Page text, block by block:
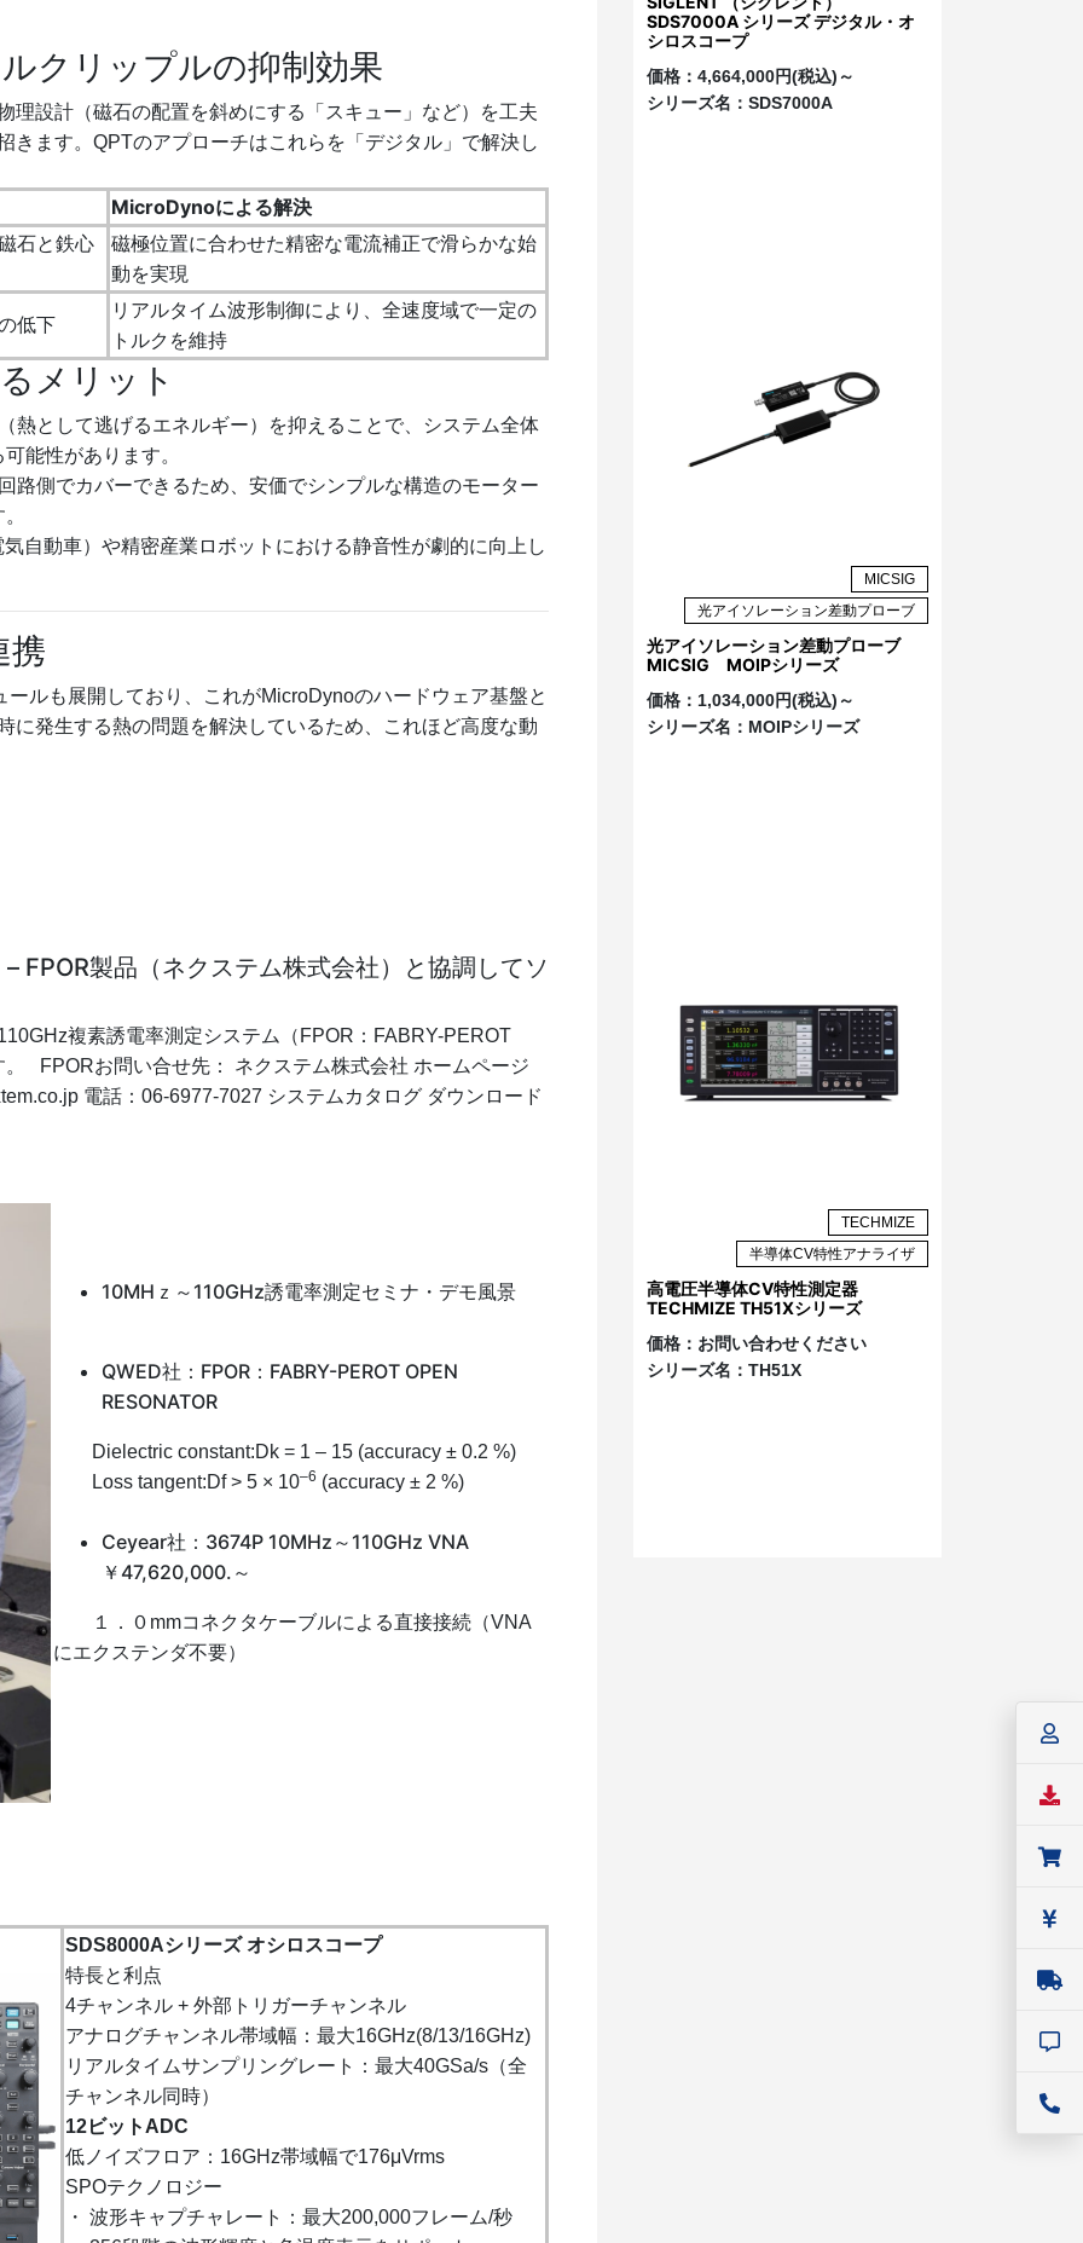
クリップルの抑制効果
理設計（磁石の配置を斜めにする「スキュー」など）を工夫
きます。QPTのアプローチはこれらを「デジタル」で解決し
MicroDynoによる解決
石と鉄心
磁極位置に合わせた精密な電流補正で滑らかな始
動を実現
低下
リアルタイム波形制御により、全速度域で一定の
トルクを維持
メリット
熱として逃げるエネルギー）を抑えることで、システム全体
能性があります。
路側でカバーできるため、安価でシンプルな構造のモーター
自動車）や精密産業ロボットにおける静音性が劇的に向上し
携
ルも展開しており、これがMicroDynoのハードウェア基盤と
に発生する熱の問題を解決しているため、これほど高度な動
FPOR製品（ネクステム株式会社）と協調してソ
複素誘電率測定システム（FPOR：FABRY-PEROT
FPORお問い合せ先： ネクステム株式会社 ホームページ
電話：06-6977-7027 システムカタログ ダウンロード
10MHｚ～110GHz誘電率測定セミナ・デモ風景
QWED社：FPOR：FABRY-PEROT OPEN
RESONATOR
Dielectric constant:Dk = 1 – 15 (accuracy ± 0.2 %)
Loss tangent:Df > 5 × 10–6 (accuracy ± 2 %)
Ceyear社：3674P 10MHz～110GHz VNA
￥47,620,000.～
１．０mmコネクタケーブルによる直接接続（VNA
にエクステンダ不要）
SDS8000Aシリーズ オシロスコープ
特長と利点
4チャンネル + 外部トリガーチャンネル
アナログチャンネル帯域幅：最大16GHz(8/13/16GHz)
リアルタイムサンプリングレート：最大40GSa/s（全
チャンネル同時）
12ビットADC
低ノイズフロア：16GHz帯域幅で176μVrms
SPOテクノロジー
・ 波形キャプチャレート：最大200,000フレーム/秒
SDS7000A シリーズ デジタル・オ
シロスコープ
価格： 4,664,000円(税込)～
シリーズ名： SDS7000A
MICSIG
光アイソレーション差動プローブ
光アイソレーション差動プローブ
MICSIG MOIPシリーズ
価格： 1,034,000円(税込)～
シリーズ名： MOIPシリーズ
TECHMIZE
半導体CV特性アナライザ
高電圧半導体CV特性測定器
TECHMIZE TH51Xシリーズ
価格： お問い合わせください
シリーズ名： TH51X